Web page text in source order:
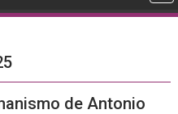
de Antonio